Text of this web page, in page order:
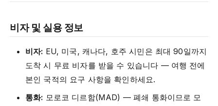
비자 및 실용 정보
비자: EU, 미국, 캐나다, 호주 시민은 최대 90일까지
도착 시 무료 비자를 받을 수 있습니다 — 여행 전에
본인 국적의 요구 사항을 확인하세요.
통화: 모로코 디르함(MAD) — 폐쇄 통화이므로 모